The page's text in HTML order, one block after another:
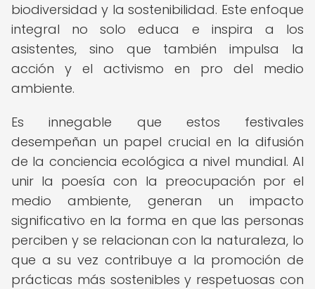
biodiversidad y la sostenibilidad. Este enfoque
integral no solo educa e inspira a los
asistentes, sino que también impulsa la
acción y el activismo en pro del medio
ambiente.
Es innegable que estos festivales
desempeñan un papel crucial en la difusión
de la conciencia ecológica a nivel mundial. Al
unir la poesía con la preocupación por el
medio ambiente, generan un impacto
significativo en la forma en que las personas
perciben y se relacionan con la naturaleza, lo
que a su vez contribuye a la promoción de
prácticas más sostenibles y respetuosas con